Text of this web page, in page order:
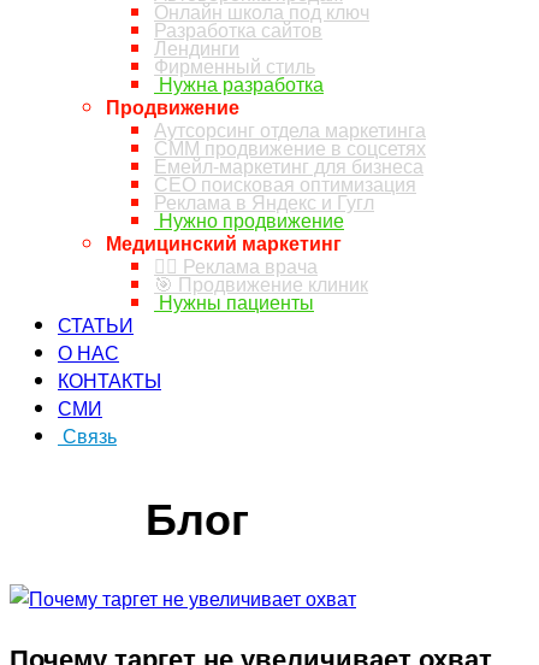
Онлайн школа под ключ
Разработка сайтов
Лендинги
Фирменный стиль
Нужна разработка
Продвижение
Аутсорсинг отдела маркетинга
СММ продвижение в соцсетях
Емейл-маркетинг для бизнеса
СЕО поисковая оптимизация
Реклама в Яндекс и Гугл
Нужно продвижение
Медицинский маркетинг
👨‍⚕️ Реклама врача
🎯 Продвижение клиник
Нужны пациенты
СТАТЬИ
О НАС
КОНТАКТЫ
СМИ
Связь
Блог